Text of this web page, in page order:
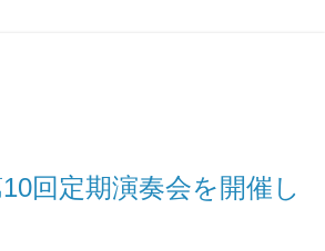
回定期演奏会を開催し